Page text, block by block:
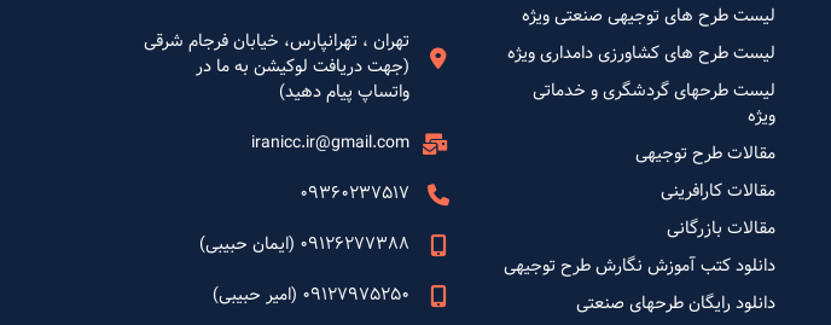
لیست طرح های توجیهی صنعتی ویژه
لیست طرح های کشاورزی دامداری ویژه
لیست طرحهای گردشگری و خدماتی
ویژه
مقالات طرح توجیهی
مقالات کارافرینی
مقالات بازرگانی
دانلود کتب آموزش نگارش طرح توجیهی
دانلود رایگان طرحهای صنعتی
تهران ، تهرانپارس، خیابان فرجام شرقی
(جهت دریافت لوکیشن به ما در
واتساپ پیام دهید)
iranicc.ir@gmail.com
09360237517
09126277388 (ایمان حبیبی)
09127975250 (امیر حبیبی)